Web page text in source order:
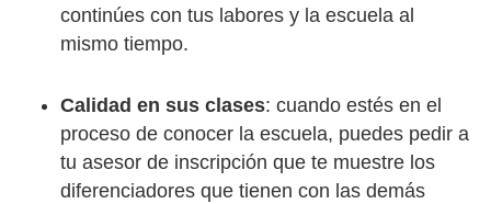
continúes con tus labores y la escuela al
mismo tiempo.
Calidad en sus clases: cuando estés en el
proceso de conocer la escuela, puedes pedir a
tu asesor de inscripción que te muestre los
diferenciadores que tienen con las demás